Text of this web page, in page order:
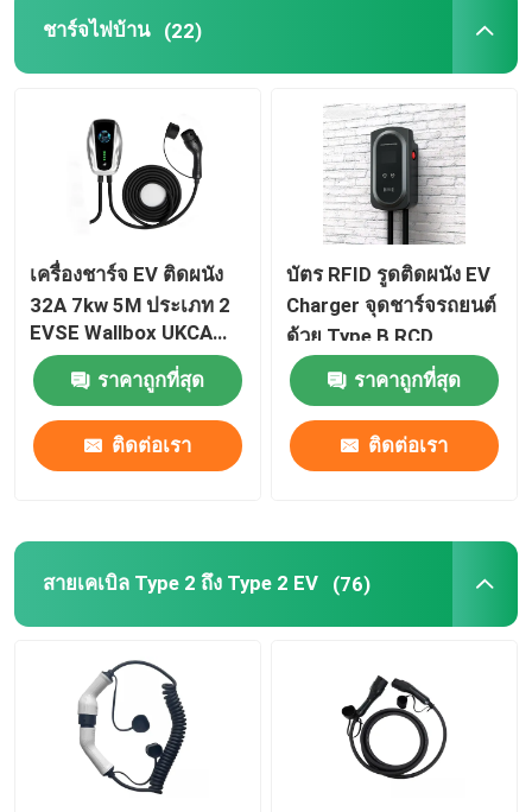
ชาร์จไฟบ้าน (22)
เครื่องชาร์จ EV ติดผนัง
32A 7kw 5M ประเภท 2
EVSE Wallbox UKCA
ROHS
ราคาถูกที่สุด
ติดต่อเรา
บัตร RFID รูดติดผนัง EV
Charger จุดชาร์จรถยนต์
ด้วย Type B RCD
ราคาถูกที่สุด
ติดต่อเรา
สายเคเบิล Type 2 ถึง Type 2 EV (76)